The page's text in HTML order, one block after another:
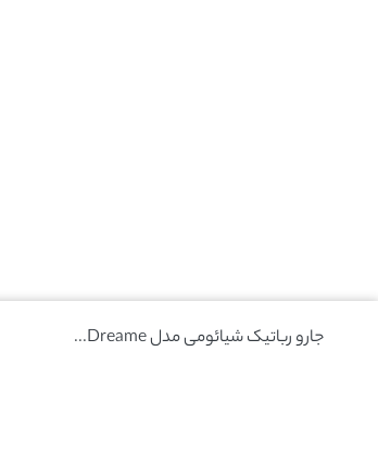
جارو رباتیک شیائومی مدل Dreame...